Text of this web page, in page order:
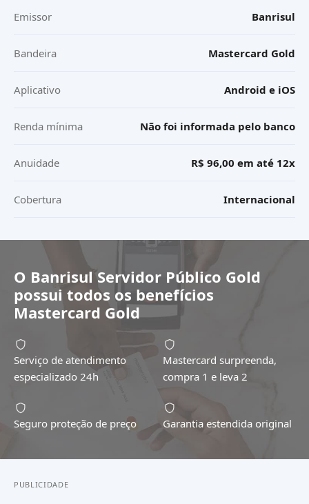
Emissor Banrisul
Bandeira Mastercard Gold
Aplicativo Android e iOS
Renda mínima Não foi informada pelo banco
Anuidade R$ 96,00 em até 12x
Cobertura Internacional
O Banrisul Servidor Público Gold
possui todos os benefícios
Mastercard Gold
Serviço de atendimento
especializado 24h
Mastercard surpreenda,
compra 1 e leva 2
Seguro proteção de preço Garantia estendida original
PUBLICIDADE